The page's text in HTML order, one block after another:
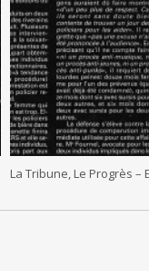
La Tribune, Le Progrès